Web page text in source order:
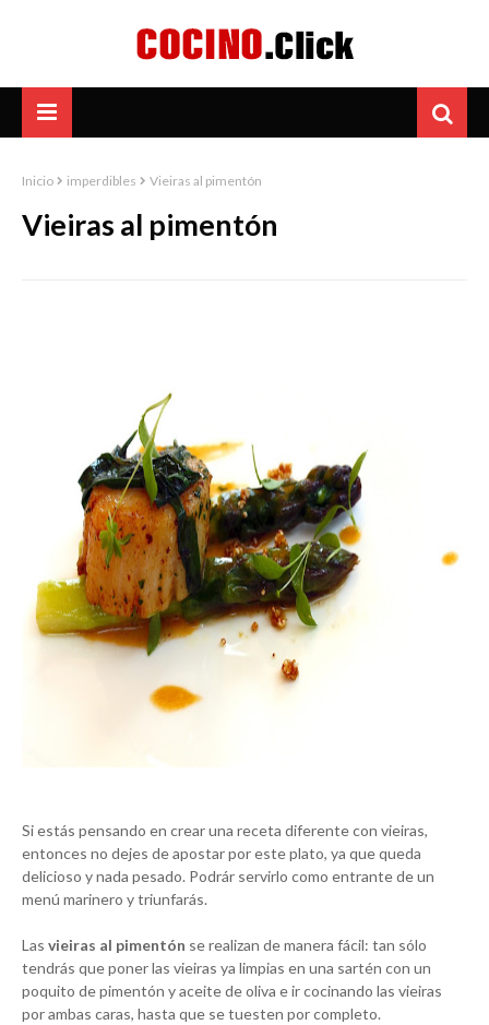
Inicio imperdibles Vieiras al pimentón
Vieiras al pimentón
Si estás pensando en crear una receta diferente con vieiras,
entonces no dejes de apostar por este plato, ya que queda
delicioso y nada pesado. Podrár servirlo como entrante de un
menú marinero y triunfarás.
Las vieiras al pimentón se realizan de manera fácil: tan sólo
tendrás que poner las vieiras ya limpias en una sartén con un
poquito de pimentón y aceite de oliva e ir cocinando las vieiras
por ambas caras, hasta que se tuesten por completo.